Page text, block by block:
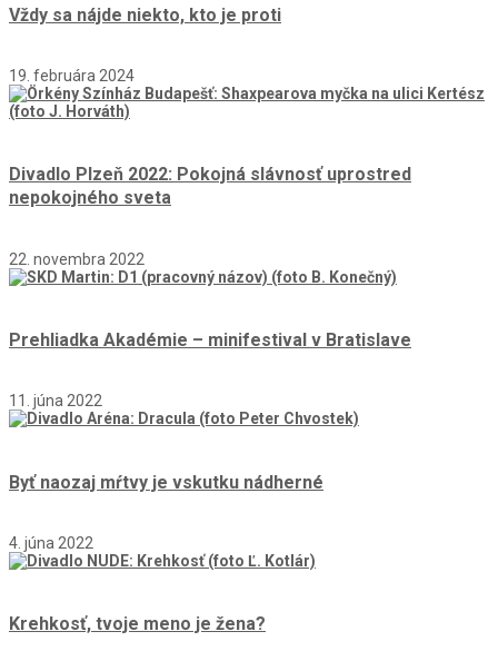
Vždy sa nájde niekto, kto je proti
19. februára 2024
Divadlo Plzeň 2022: Pokojná slávnosť uprostred
nepokojného sveta
22. novembra 2022
Prehliadka Akadémie – minifestival v Bratislave
11. júna 2022
Byť naozaj mŕtvy je vskutku nádherné
4. júna 2022
Krehkosť, tvoje meno je žena?